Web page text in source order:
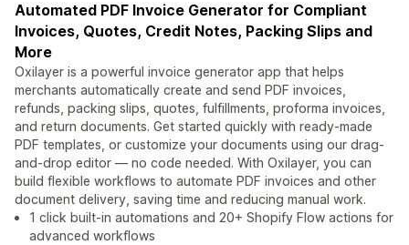
Automated PDF Invoice Generator for Compliant
Invoices, Quotes, Credit Notes, Packing Slips and
More
Oxilayer is a powerful invoice generator app that helps
merchants automatically create and send PDF invoices,
refunds, packing slips, quotes, fulfillments, proforma invoices,
and return documents. Get started quickly with ready-made
PDF templates, or customize your documents using our drag-
and-drop editor — no code needed. With Oxilayer, you can
build flexible workflows to automate PDF invoices and other
document delivery, saving time and reducing manual work.
1 click built-in automations and 20+ Shopify Flow actions for
advanced workflows